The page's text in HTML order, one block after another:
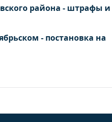
района - штрафы и
- постановка на